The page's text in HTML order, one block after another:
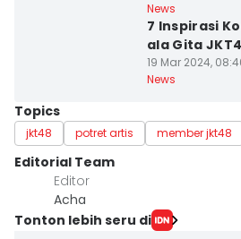
News
7 Inspirasi
ala Gita
19 Mar 2024,
News
Topics
jkt48 potret artis member jkt48
Editorial Team
Editor
Acha
Tonton lebih seru di